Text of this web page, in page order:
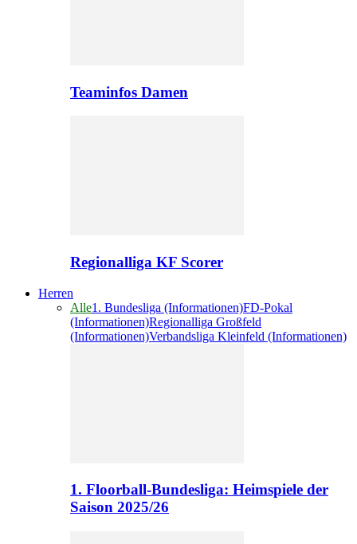
Teaminfos Damen
Regionalliga KF Scorer
Herren
Alle1. Bundesliga (Informationen)FD-Pokal
(Informationen)Regionalliga Großfeld
(Informationen)Verbandsliga Kleinfeld (Informationen)
1. Floorball-Bundesliga: Heimspiele der
Saison 2025/26